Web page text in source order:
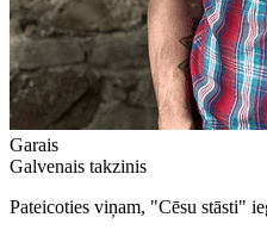
Garais
Galvenais takzinis
Pateicoties viņam, "Cēsu stāsti"